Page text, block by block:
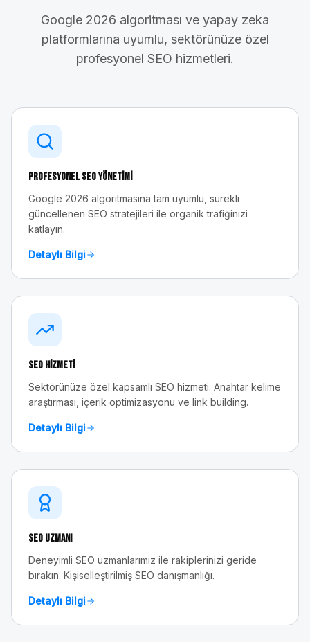
Google 2026 algoritması ve yapay zeka
platformlarına uyumlu, sektörünüze özel
profesyonel SEO hizmetleri.
Profesyonel SEO Yönetimi
Google 2026 algoritmasına tam uyumlu, sürekli
güncellenen SEO stratejileri ile organik trafiğinizi
katlayın.
Detaylı Bilgi
SEO Hizmeti
Sektörünüze özel kapsamlı SEO hizmeti. Anahtar kelime
araştırması, içerik optimizasyonu ve link building.
Detaylı Bilgi
SEO Uzmanı
Deneyimli SEO uzmanlarımız ile rakiplerinizi geride
bırakın. Kişiselleştirilmiş SEO danışmanlığı.
Detaylı Bilgi